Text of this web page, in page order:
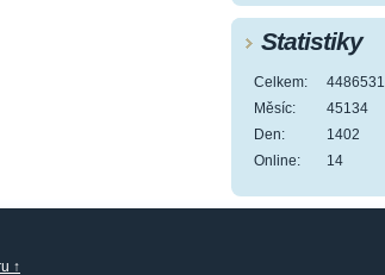
Statistiky
Online: 14
Celkem:
4486531
Měsíc:
45134
Den:
1402
↑